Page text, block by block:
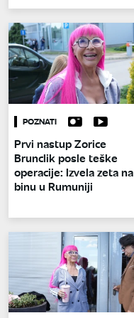
POZNATI
Prvi nastup Zorice
Brunclik posle teške
operacije: Izvela zeta na
binu u Rumuniji